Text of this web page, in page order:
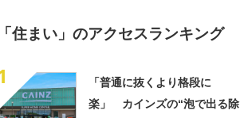
「住まい」のアクセスランキング
「普通に抜くより格段に
楽」 カインズの“泡で出る除